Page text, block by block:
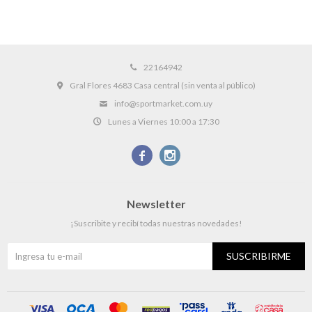
22164942
Gral Flores 4683 Casa central (sin venta al público)
info@sportmarket.com.uy
Lunes a Viernes 10:00 a 17:30
 
Newsletter
¡Suscribite y recibí todas nuestras novedades!
SUSCRIBIRME